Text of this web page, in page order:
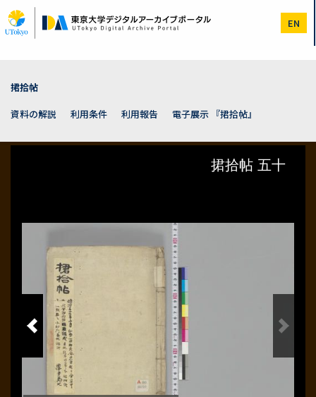
イ
ン
EN
捃拾帖
資料の解説
利用条件 利用報告 電子展示 『捃拾帖』